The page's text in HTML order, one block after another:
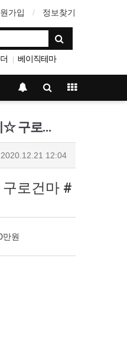
가입 정보찾기
베이직테마
드
☆ 구로…
2020.12.21 12:04
로건마 #
만원